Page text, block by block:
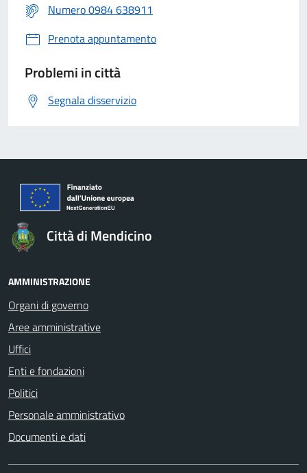
Numero0984 638911
Prenota appuntamento
Problemi in città
Segnala disservizio
Città di Mendicino
AMMINISTRAZIONE
Organi di governo
Aree amministrative
Uffici
Enti e fondazioni
Politici
Personale amministrativo
Documenti e dati